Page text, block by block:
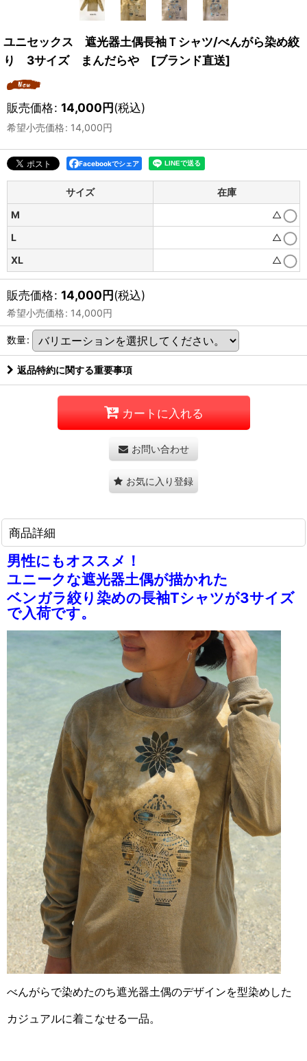
ユニセックス 遮光器土偶長袖Ｔシャツ/べんがら染め絞
り 3サイズ まんだらや [ブランド直送]
販売価格: 14,000円(税込)
希望小売価格: 14,000円
Facebookでシェア
サイズ
在庫
M
△
L
△
XL
△
販売価格: 14,000円(税込)
希望小売価格: 14,000円
数量:
返品特約に関する重要事項
カートに入れる
お問い合わせ
お気に入り登録
商品詳細
男性にもオススメ！
ユニークな遮光器土偶が描かれた
ベンガラ絞り染めの長袖Tシャツが3サイズ
で入荷です。
べんがらで染めたのち遮光器土偶のデザインを型染めした
カジュアルに着こなせる一品。